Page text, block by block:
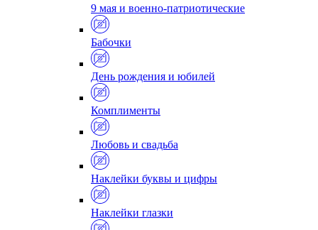
9 мая и военно-патриотические
Бабочки
День рождения и юбилей
Комплименты
Любовь и свадьба
Наклейки буквы и цифры
Наклейки глазки